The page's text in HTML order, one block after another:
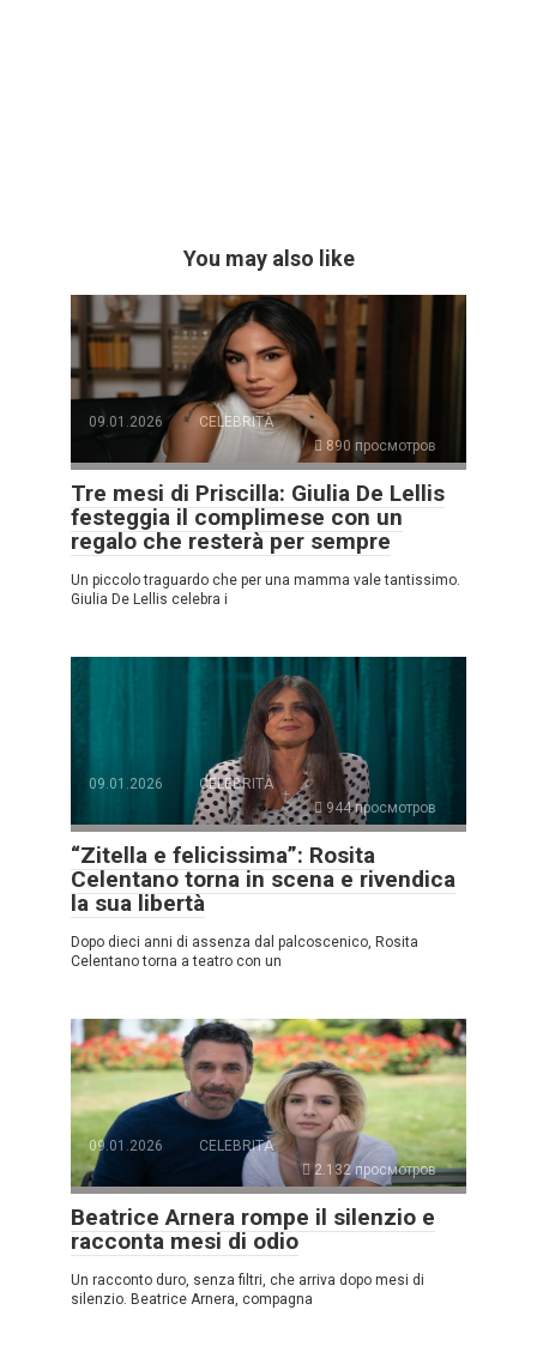
You may also like
09.01.2026
CELEBRITÀ
890 просмотров
Tre mesi di Priscilla: Giulia De Lellis
festeggia il complimese con un
regalo che resterà per sempre
Un piccolo traguardo che per una mamma vale tantissimo.
Giulia De Lellis celebra i
09.01.2026
CELEBRITÀ
944 просмотров
“Zitella e felicissima”: Rosita
Celentano torna in scena e rivendica
la sua libertà
Dopo dieci anni di assenza dal palcoscenico, Rosita
Celentano torna a teatro con un
09.01.2026
CELEBRITÀ
2.132 просмотров
Beatrice Arnera rompe il silenzio e
racconta mesi di odio
Un racconto duro, senza filtri, che arriva dopo mesi di
silenzio. Beatrice Arnera, compagna